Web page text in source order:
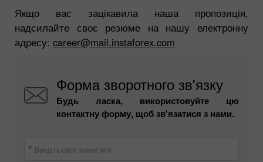
Якщо вас зацікавила наша пропозиція,
надсилайте своє резюме на нашу електронну
адресу: career@mail.instaforex.com
Форма зворотного зв'язку
Будь ласка, використовуйте цю
контактну форму, щоб зв'язатися з нами.
Введіть своє повне ім'я